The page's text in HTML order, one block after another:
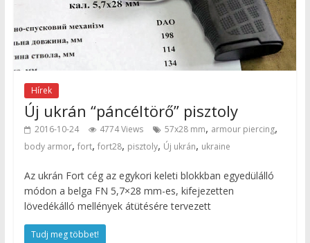
Hírek
Új ukrán “páncéltörő” pisztoly
2016-10-24 4774 Views 57x28 mm, armour piercing,
body armor, fort, fort28, pisztoly, Új ukrán, ukraine
Az ukrán Fort cég az egykori keleti blokkban egyedülálló
módon a belga FN 5,7×28 mm-es, kifejezetten
lövedékálló mellények átütésére tervezett
Tudj meg többet!